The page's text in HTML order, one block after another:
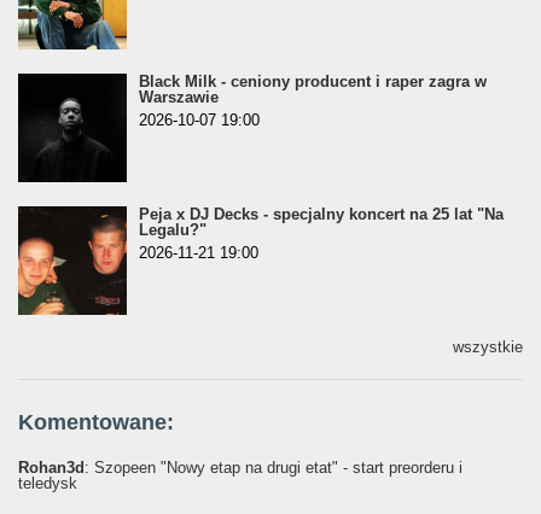
Black Milk - ceniony producent i raper zagra w
Warszawie
2026-10-07 19:00
Peja x DJ Decks - specjalny koncert na 25 lat "Na
Legalu?"
2026-11-21 19:00
wszystkie
Komentowane:
Rohan3d : Szopeen "Nowy etap na drugi etat" - start preorderu i
teledysk